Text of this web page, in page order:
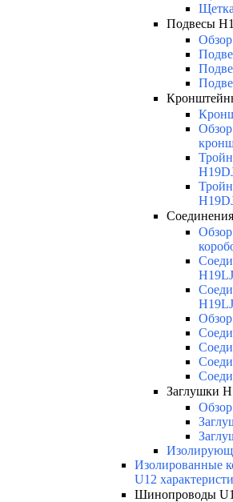
Подвесы
Заглушки
Изолированные
U12
Шинопроводы